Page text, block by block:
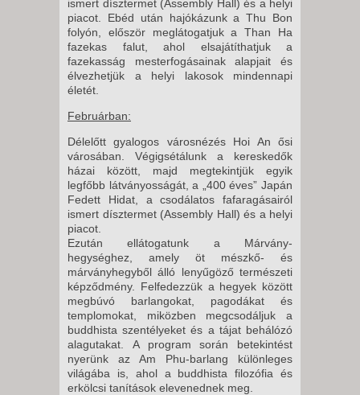
ismert dísztermet (Assembly Hall) és a helyi
piacot. Ebéd után hajókázunk a Thu Bon
folyón, először meglátogatjuk a Than Ha
fazekas falut, ahol elsajátíthatjuk a
fazekasság mesterfogásainak alapjait és
élvezhetjük a helyi lakosok mindennapi
életét.
Februárban:
Délelőtt gyalogos városnézés Hoi An ősi
városában. Végigsétálunk a kereskedők
házai között, majd megtekintjük egyik
legfőbb látványosságát, a „400 éves” Japán
Fedett Hidat, a csodálatos fafaragásairól
ismert dísztermet (Assembly Hall) és a helyi
piacot.
Ezután ellátogatunk a Márvány-
hegységhez, amely öt mészkő- és
márványhegyből álló lenyűgöző természeti
képződmény. Felfedezzük a hegyek között
megbúvó barlangokat, pagodákat és
templomokat, miközben megcsodáljuk a
buddhista szentélyeket és a tájat behálózó
alagutakat. A program során betekintést
nyerünk az Am Phu-barlang különleges
világába is, ahol a buddhista filozófia és
erkölcsi tanítások elevenednek meg.